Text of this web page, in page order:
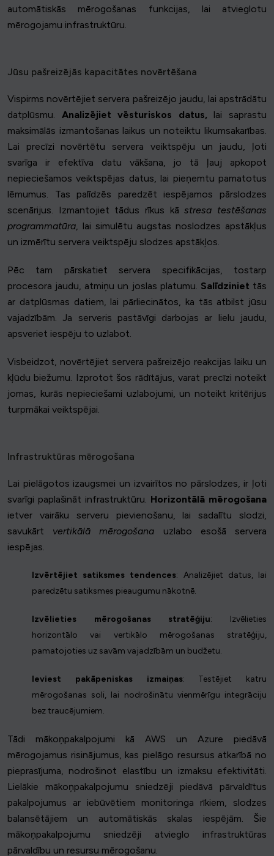
automātiskās mērogošanas funkcijas, lai atvieglotu
mērogojamu infrastruktūru.
Jūsu pašreizējās kapacitātes novērtēšana
Vispirms novērtējiet servera pašreizējo jaudu, lai apstrādātu
datplūsmu. Analizējiet vēsturiskos datus,lai saprastu
maksimālās izmantošanas laikus un noteiktu likumsakarības.
Lai precīzi novērtētu servera veiktspēju un jaudu, ļoti
svarīga ir efektīva datu vākšana, jo tā ļauj apkopot
nepieciešamos veiktspējas datus, lai pieņemtu pamatotus
lēmumus. Tas palīdzēs paredzēt iespējamos pārslodzes
scenārijus. Izmantojiet tādus rīkus kāstresa testēšanas
programmatūra, lai simulētu augstas noslodzes apstākļus
un izmērītu servera veiktspēju slodzes apstākļos.
Pēc tam pārskatiet servera specifikācijas, tostarp
procesora jaudu, atmiņu un joslas platumu. Salīdziniet tās
ar datplūsmas datiem, lai pārliecinātos, ka tās atbilst jūsu
vajadzībām. Ja serveris pastāvīgi darbojas ar lielu jaudu,
apsveriet iespēju to uzlabot.
Visbeidzot, novērtējiet servera pašreizējo reakcijas laiku un
kļūdu biežumu. Izprotot šos rādītājus, varat precīzi noteikt
jomas, kurās nepieciešami uzlabojumi, un noteikt kritērijus
turpmākai veiktspējai.
Infrastruktūras mērogošana
Lai pielāgotos izaugsmei un izvairītos no pārslodzes, ir ļoti
svarīgi paplašināt infrastruktūru. Horizontālā mērogošana
ietver vairāku serveru pievienošanu, lai sadalītu slodzi,
savukārt vertikālā mērogošana uzlabo esošā servera
iespējas.
Izvērtējiet satiksmes tendences: Analizējiet datus, lai
paredzētu satiksmes pieaugumu nākotnē.
Izvēlieties mērogošanas stratēģiju: Izvēlieties
horizontālo vai vertikālo mērogošanas stratēģiju,
pamatojoties uz savām vajadzībām un budžetu.
Ieviest pakāpeniskas izmaiņas: Testējiet katru
mērogošanas soli, lai nodrošinātu vienmērīgu integrāciju
bez traucējumiem.
Tādi mākoņpakalpojumi kā AWS un Azure piedāvā
mērogojamus risinājumus, kas pielāgo resursus atkarībā no
pieprasījuma, nodrošinot elastību un izmaksu efektivitāti.
Lielākie mākoņpakalpojumu sniedzēji piedāvā pārvaldītus
pakalpojumus ar iebūvētiem monitoringa rīkiem, slodzes
balansētājiem un automātiskās skalas iespējām. Šie
mākoņpakalpojumu sniedzēji atvieglo infrastruktūras
pārvaldību un resursu mērogošanu.